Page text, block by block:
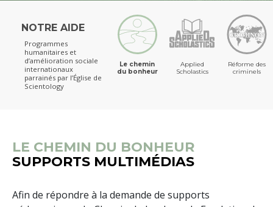
NOTRE AIDE
Programmes
humanitaires et
d’amélioration sociale
internationaux
parrainés par l’Église de
Scientology
Le chemin
du bonheur
Applied
Scholastics
Réforme des
criminels
LE CHEMIN DU BONHEUR
SUPPORTS MULTIMÉDIAS
Afin de répondre à la demande de supports